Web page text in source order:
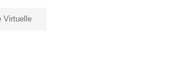
Virtuelle